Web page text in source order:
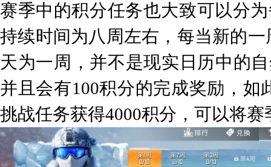
赛季中的积分任务也大致可以分
持续时间为八周左右，每当新的
天为一周，并不是现实日历中的
并且会有100积分的完成奖励，
挑战任务获得4000积分，可以将